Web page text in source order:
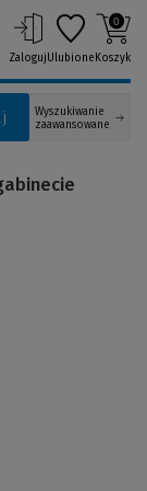
Wyszukiwanie
zaawansowane
ZalogujUlubione
0
Koszyk